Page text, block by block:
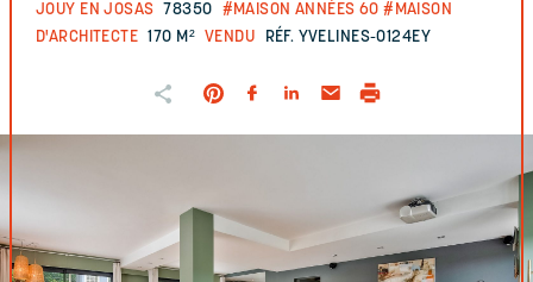
JOUY EN JOSAS 78350 #MAISON ANNÉES 60 #MAISON
D'ARCHITECTE 170 M² VENDU RÉF. YVELINES-0124EY